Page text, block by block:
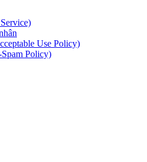
Use Policy)
Policy)